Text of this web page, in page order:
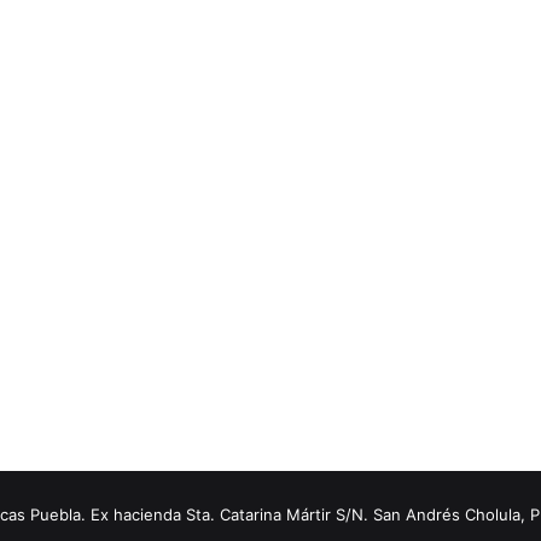
Puebla. Ex hacienda Sta. Catarina Mártir S/N. San Andrés Cholula,